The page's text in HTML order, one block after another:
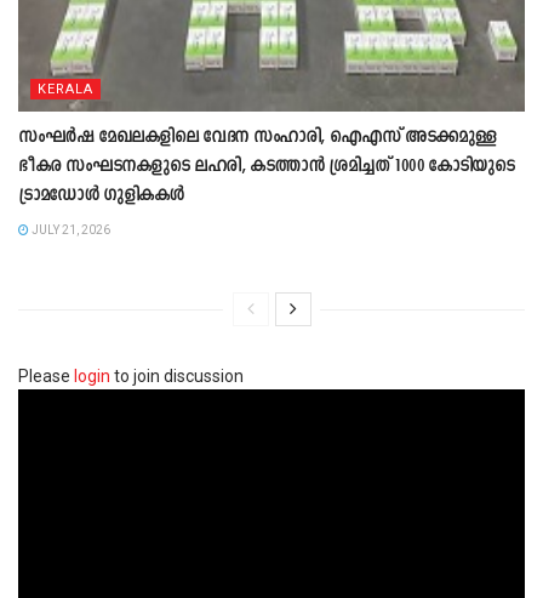
KERALA
സംഘ‍ർഷ മേഖലകളിലെ വേദന സംഹാരി, ഐഎസ് അടക്കമുള്ള
ഭീകര സംഘടനകളുടെ ലഹരി, കടത്താൻ ശ്രമിച്ചത് 1000 കോടിയുടെ
ട്രാമഡോൾ ഗുളികകൾ
JULY 21, 2026
Please login to join discussion